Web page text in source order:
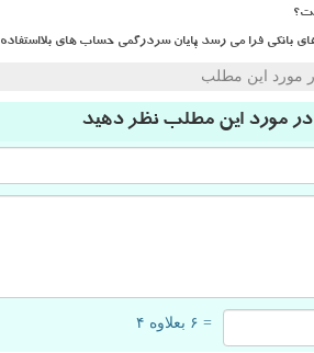
بانکی فرا می رسد پایان سردرگمی حساب های بلااستفاده
مورد این مطلب
در مورد این مطلب نظر دهید
= ۶ بعلاوه ۴